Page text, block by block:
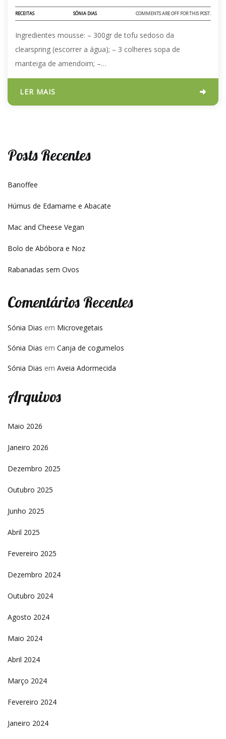
RECEITAS SÓNIA DIAS COMMENTS ARE OFF FOR THIS POST.
Ingredientes mousse: – 300gr de tofu sedoso da
clearspring (escorrer a água); – 3 colheres sopa de
manteiga de amendoim; –…
LER MAIS
Posts Recentes
Banoffee
Húmus de Edamame e Abacate
Mac and Cheese Vegan
Bolo de Abóbora e Noz
Rabanadas sem Ovos
Comentários Recentes
Sónia Dias em Microvegetais
Sónia Dias em Canja de cogumelos
Sónia Dias em Aveia Adormecida
Arquivos
Maio 2026
Janeiro 2026
Dezembro 2025
Outubro 2025
Junho 2025
Abril 2025
Fevereiro 2025
Dezembro 2024
Outubro 2024
Agosto 2024
Maio 2024
Abril 2024
Março 2024
Fevereiro 2024
Janeiro 2024